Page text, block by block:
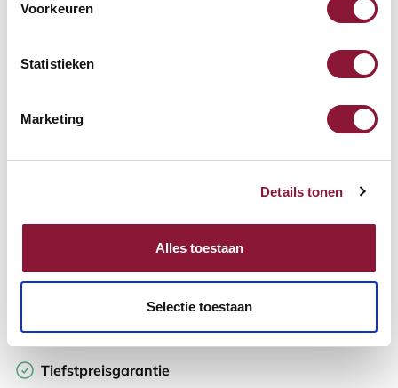
Voorkeuren
Statistieken
Marketing
Details tonen
Alles toestaan
Selectie toestaan
Verfügbar
Auf der Suche nach Stückzahlen? Machen Sie Ihren Arbeitsplatz
komplett und fordern Sie direkt ein individuelles Angebot an.
Zur Vergleichsliste hinzufügen
Tiefstpreisgarantie